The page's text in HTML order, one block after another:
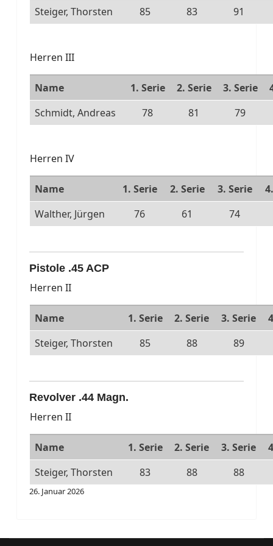
Steiger, Thorsten
85 83 91
Herren III
Name 1. Serie 2. Serie 3. Serie
Schmidt, Andreas
78 81 79
Herren IV
Name 1. Serie 2. Serie 3. Serie
Walther, Jürgen
76 61 74
Pistole .45 ACP
Herren II
Name 1. Serie 2. Serie 3. Serie
Steiger, Thorsten
85 88 89
Revolver .44 Magn.
Herren II
Name 1. Serie 2. Serie 3. Serie
Steiger, Thorsten
83 88 88
26. Januar 2026